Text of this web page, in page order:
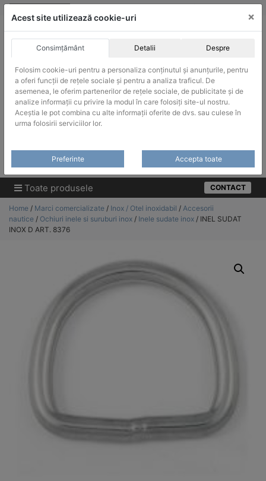
Skip
ACHIZITII PUBLICE
Produsele pot fi achizitionate si in sistemul SEAP / SICAP
Products
Toate produsele CONTACT
Home / Marci comercializate / Inox / Otel inoxidabil / Accesorii
nautice / Ochiuri inele si suruburi inox / Inele sudate inox / INEL SUDAT
INOX D ART. 8376
Acest site utilizează cookie-uri ×
Consimțământ Detalii Despre
Folosim cookie-uri pentru a personaliza conținutul și anunțurile, pentru
a oferi funcții de rețele sociale și pentru a analiza traficul. De
asemenea, le oferim partenerilor de rețele sociale, de publicitate și de
analize informații cu privire la modul în care folosiți site-ul nostru.
Aceștia le pot combina cu alte informații oferite de dvs. sau culese în
urma folosirii serviciilor lor.
Preferinte Accepta toate